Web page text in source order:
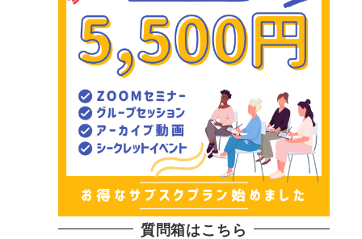
質問箱はこちら